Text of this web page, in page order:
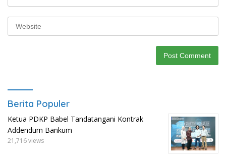
Berita Populer
Ketua PDKP Babel Tandatangani Kontrak
Addendum Bankum
21,716 views